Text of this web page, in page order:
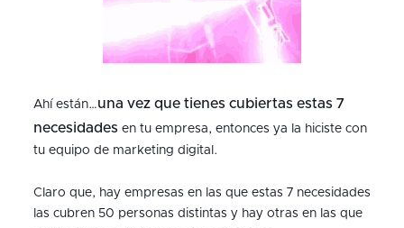
Ahí están…una vez que tienes cubiertas estas 7
necesidades en tu empresa, entonces ya la hiciste con
tu equipo de marketing digital.
Claro que, hay empresas en las que estas 7 necesidades
las cubren 50 personas distintas y hay otras en las que